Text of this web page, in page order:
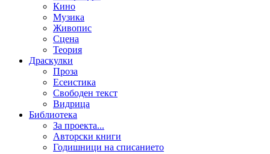
Кино
Музика
Живопис
Сцена
Теория
Драскулки
Проза
Есеистика
Свободен текст
Видрица
Библиотека
За проекта...
Авторски книги
Годишници на списанието